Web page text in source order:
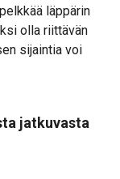
läppärin
olla riittävän
sijaintia voi
jatkuvasta